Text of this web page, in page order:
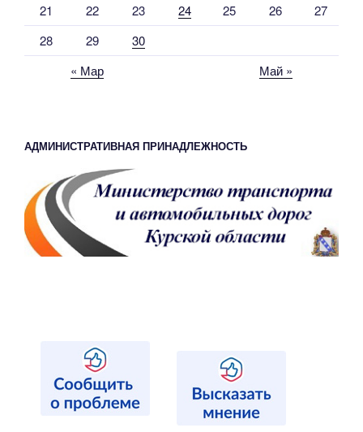
21
22 23 24 25 26
27
28
29
30
« Мар
Май »
АДМИНИСТРАТИВНАЯ ПРИНАДЛЕЖНОСТЬ